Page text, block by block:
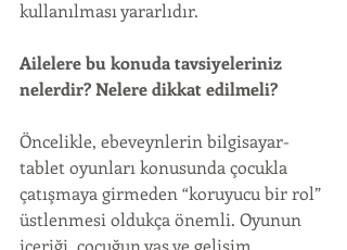
kullanılması yararlıdır.
Ailelere bu konuda tavsiyeleriniz
nelerdir? Nelere dikkat edilmeli?
Öncelikle, ebeveynlerin bilgisayar-
tablet oyunları konusunda çocukla
çatışmaya girmeden “koruyucu bir rol”
üstlenmesi oldukça önemli. Oyunun
içeriği, çocuğun yaş ve gelişim